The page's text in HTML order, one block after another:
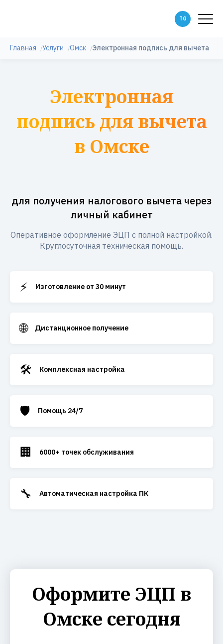
Главная Услуги Омск Электронная подпись для вычета
Электронная
подпись для вычета
в Омске
для получения налогового вычета через
личный кабинет
Оперативное оформление ЭЦП с полной настройкой.
Круглосуточная техническая помощь.
⚡ Изготовление от 30 минут
🌐 Дистанционное получение
🛠️ Комплексная настройка
🛡️ Помощь 24/7
🏢 6000+ точек обслуживания
🔧 Автоматическая настройка ПК
Оформите ЭЦП в
Омске сегодня